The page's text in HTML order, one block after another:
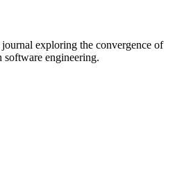
exploring the convergence of
engineering.